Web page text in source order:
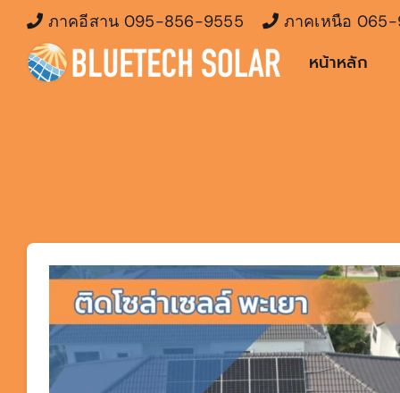
content
ภาคอีสาน 095-856-9555 ภาคเหนือ 065-
หน้าหลัก